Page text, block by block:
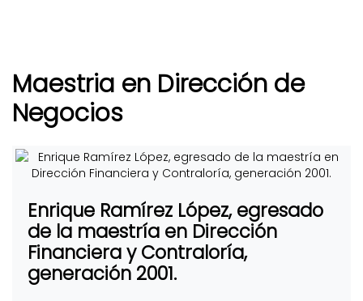
Maestria en Dirección de
Negocios
Enrique Ramírez López, egresado
de la maestría en Dirección
Financiera y Contraloría,
generación 2001.